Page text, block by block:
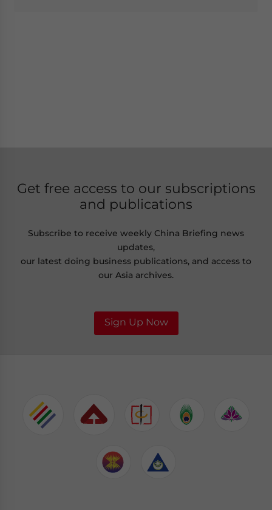
Get free access to our subscriptions
and publications
Subscribe to receive weekly China Briefing news
updates,
our latest doing business publications, and access to
our Asia archives.
Sign Up Now